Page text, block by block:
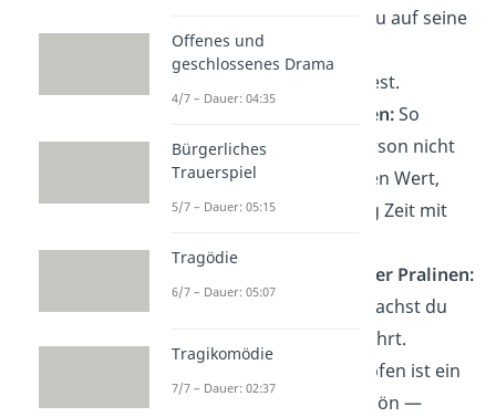
Gegenüber, wenn du auf seine
Lieblingssorte oder
Lieblingsfarbe achtest.
Einladung zum Essen:So
schenkst du der Person nicht
nur einen materiellen Wert,
sondern gleichzeitig Zeit mit
Edle Schokolade oder Pralinen:
Mit etwas Süßem machst du
fast nie etwas verkehrt.
Ein edler Tropfen ist ein
perfektes Dankeschön —
Offenes und
geschlossenes Drama
4/7 – Dauer: 04:35
Bürgerliches
Trauerspiel
5/7 – Dauer: 05:15
Tragödie
6/7 – Dauer: 05:07
Tragikomödie
7/7 – Dauer: 02:37